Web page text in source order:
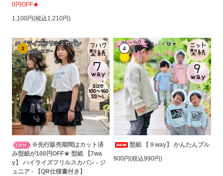
0円OFF★
1,100円(税込1,210円)
3
※先行販売期間はカット済
み型紙が100円OFF★ 型紙 【7wa
y】 ハイライズフリルスカパン - ジ
ュニア - 【QR仕様書付き】
4
型紙 【９way】 かんたんプル
900円(税込990円)